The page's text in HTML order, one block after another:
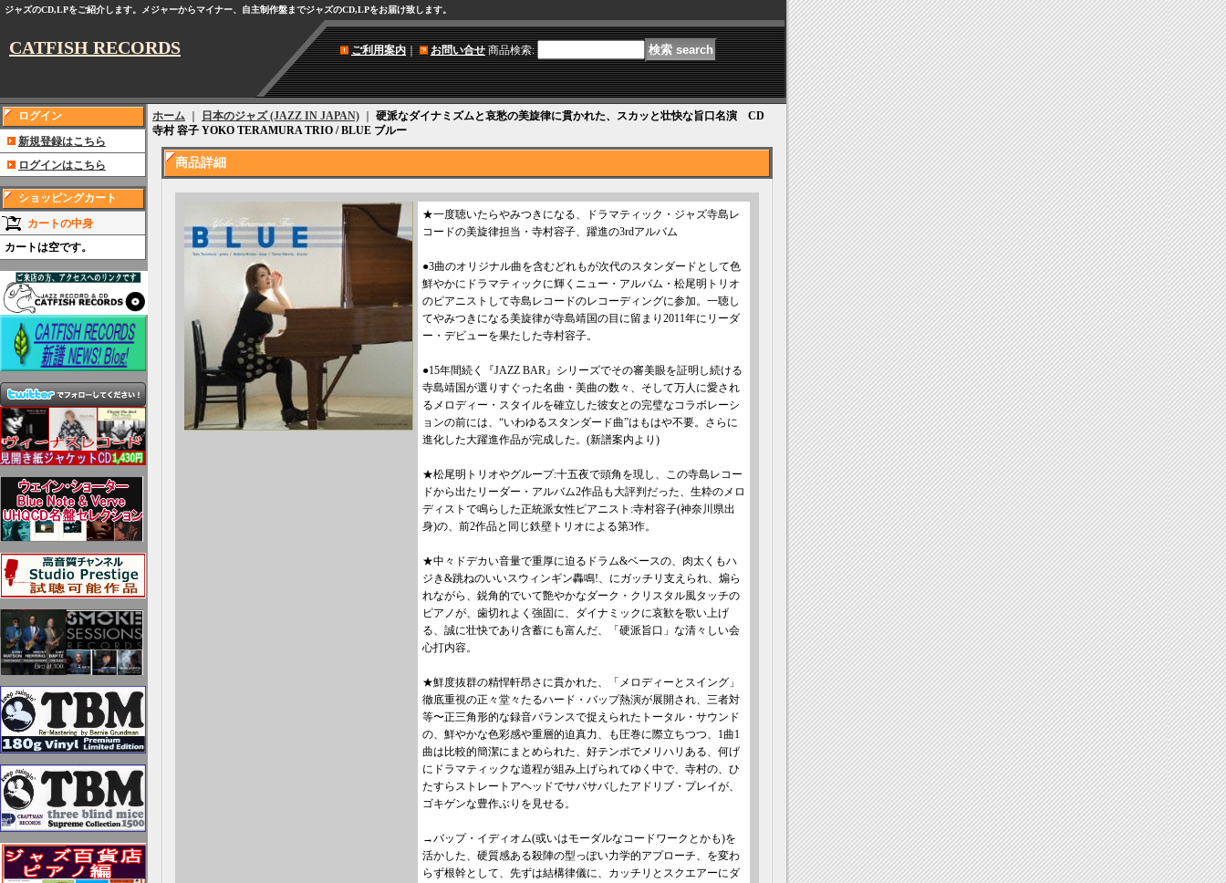
ジャズのCD,LPをご紹介します。メジャーからマイナー、自主制作盤までジャズのCD,LPをお届け致します。
CATFISH RECORDS ご利用案内｜ お問い合せ 商品検索:
ログイン
新規登録はこちら
ログインはこちら
ショッピングカート
カートの中身
カートは空です。
ホーム 日本のジャズ (JAZZ IN JAPAN)
硬派なダイナミズムと哀愁の美旋律に貫かれた、スカッと壮快な旨口名演 CD
寺村 容子 YOKO TERAMURA TRIO / BLUE ブルー
商品詳細
★一度聴いたらやみつきになる、ドラマティック・ジャズ寺島レ
コードの美旋律担当・寺村容子、躍進の3rdアルバム
●3曲のオリジナル曲を含むどれもが次代のスタンダードとして色
鮮やかにドラマティックに輝くニュー・アルバム・松尾明トリオ
のピアニストして寺島レコードのレコーディングに参加。一聴し
てやみつきになる美旋律が寺島靖国の目に留まり2011年にリーダ
ー・デビューを果たした寺村容子。
●15年間続く『JAZZ BAR』シリーズでその審美眼を証明し続ける
寺島靖国が選りすぐった名曲・美曲の数々、そして万人に愛され
るメロディー・スタイルを確立した彼女との完璧なコラボレーシ
ョンの前には、“いわゆるスタンダード曲”はもはや不要。さらに
進化した大躍進作品が完成した。(新譜案内より)
★松尾明トリオやグループ:十五夜で頭角を現し、この寺島レコー
ドから出たリーダー・アルバム2作品も大評判だった、生粋のメロ
ディストで鳴らした正統派女性ピアニスト:寺村容子(神奈川県出
身)の、前2作品と同じ鉄壁トリオによる第3作。
★中々ドデカい音量で重厚に迫るドラム&ベースの、肉太くもハ
ジき&跳ねのいいスウィンギン轟鳴!、にガッチリ支えられ、煽ら
れながら、鋭角的でいて艶やかなダーク・クリスタル風タッチの
ピアノが、歯切れよく強固に、ダイナミックに哀歓を歌い上げ
る、誠に壮快であり含蓄にも富んだ、「硬派旨口」な清々しい会
心打内容。
★鮮度抜群の精悍軒昂さに貫かれた、「メロディーとスイング」
徹底重視の正々堂々たるハード・バップ熱演が展開され、三者対
等〜正三角形的な録音バランスで捉えられたトータル・サウンド
の、鮮やかな色彩感や重層的迫真力、も圧巻に際立ちつつ、1曲1
曲は比較的簡潔にまとめられた、好テンポでメリハリある、何げ
にドラマティックな道程が組み上げられてゆく中で、寺村の、ひ
たすらストレートアヘッドでサバサバしたアドリブ・プレイが、
ゴキゲンな豊作ぶりを見せる。
→バップ・イディオム(或いはモーダルなコードワークとかも)を
活かした、硬質感ある殺陣の型っぽい力学的アプローチ、を変わ
らず根幹として、先ずは結構律儀に、カッチリとスクエアーにダ